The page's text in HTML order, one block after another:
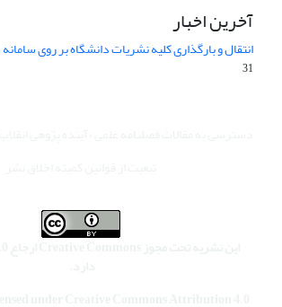
آخرین اخبار
انتقال و بارگذاری کلیه نشریات دانشگاه بر روی
31